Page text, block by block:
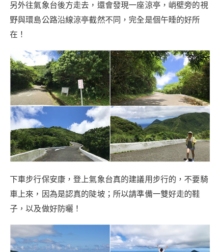
另外往氣象台後方走去，還會發現一座涼亭，峭壁旁的視
野與環島公路沿線涼亭截然不同，完全是個午睡的好所
在！
下車步行保安康，登上氣象台真的建議用步行的，不要騎
車上來，因為是認真的陡坡；所以請準備一雙好走的鞋
子，以及做好防曬！